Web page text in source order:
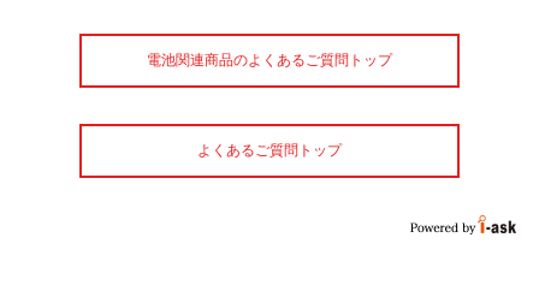
電池関連商品のよくあるご質問トップ
よくあるご質問トップ